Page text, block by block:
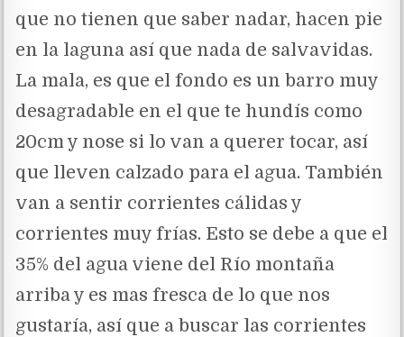
que no tienen que saber nadar, hacen pie
en la laguna así que nada de salvavidas.
La mala, es que el fondo es un barro muy
desagradable en el que te hundís como
20cm y nose si lo van a querer tocar, así
que lleven calzado para el agua. También
van a sentir corrientes cálidas y
corrientes muy frías. Esto se debe a que el
35% del agua viene del Río montaña
arriba y es mas fresca de lo que nos
gustaría, así que a buscar las corrientes